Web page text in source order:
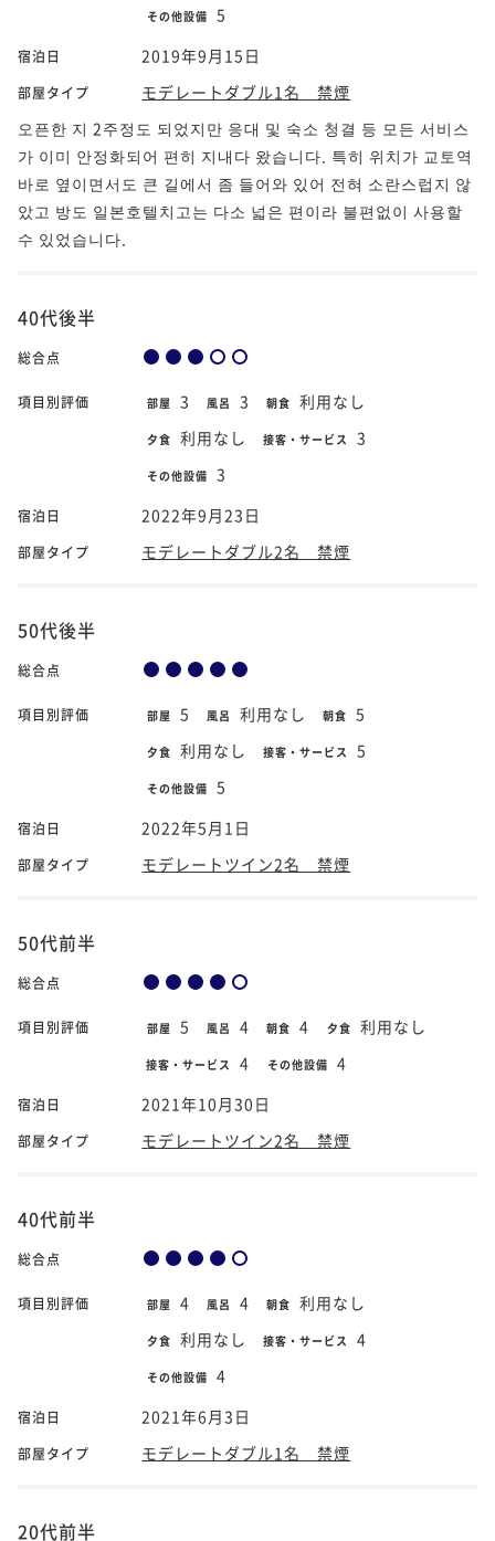
その他設備 5
宿泊日 2019年9月15日
部屋タイプ
モデレートダブル1名 禁煙
오픈한 지 2주정도 되었지만 응대 및 숙소 청결 등 모든 서비스
가 이미 안정화되어 편히 지내다 왔습니다. 특히 위치가 교토역
바로 옆이면서도 큰 길에서 좀 들어와 있어 전혀 소란스럽지 않
았고 방도 일본호텔치고는 다소 넓은 편이라 불편없이 사용할
수 있었습니다.
40代後半
総合点
項目別評価 部屋 3 風呂 3 朝食 利用なし
夕食 利用なし 接客・サービス 3
その他設備 3
宿泊日 2022年9月23日
部屋タイプ モデレートダブル2名 禁煙
50代後半
総合点
項目別評価 部屋 5 風呂 利用なし 朝食 5
夕食 利用なし 接客・サービス 5
その他設備 5
宿泊日 2022年5月1日
部屋タイプ モデレートツイン2名 禁煙
50代前半
総合点
項目別評価 部屋 5 風呂 4 朝食 4 夕食 利用なし
接客・サービス 4 その他設備 4
宿泊日 2021年10月30日
部屋タイプ モデレートツイン2名 禁煙
40代前半
総合点
項目別評価 部屋 4 風呂 4 朝食 利用なし
夕食 利用なし 接客・サービス 4
その他設備 4
宿泊日 2021年6月3日
部屋タイプ モデレートダブル1名 禁煙
20代前半